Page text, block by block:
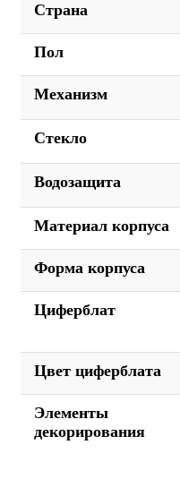
Страна
Пол
Механизм
Стекло
Водозащита
Материал корпуса
Форма корпуса
Циферблат
Цвет циферблата
Элементы
декорирования